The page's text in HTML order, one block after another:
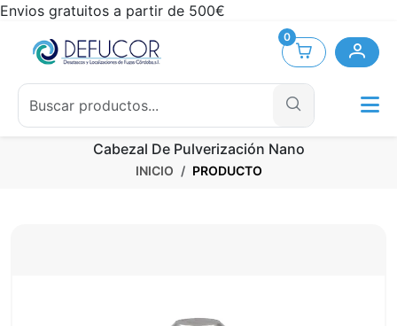
Envios gratuitos a partir de 500€
0
Cabezal De Pulverización Nano
INICIO PRODUCTO